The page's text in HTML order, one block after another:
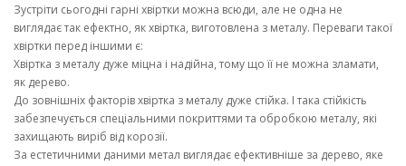
Зустріти сьогодні гарні хвіртки можна всюди, але не одна не
виглядає так ефектно, як хвіртка, виготовлена ​​з металу. Переваги такої
хвіртки перед іншими є:
Хвіртка з металу дуже міцна і надійна, тому що її не можна зламати,
як дерево.
До зовнішніх факторів хвіртка з металу дуже стійка. І така стійкість
забезпечується спеціальними покриттями та обробкою металу, які
захищають виріб від корозії.
За естетичними даними метал виглядає ефективніше за дерево, яке